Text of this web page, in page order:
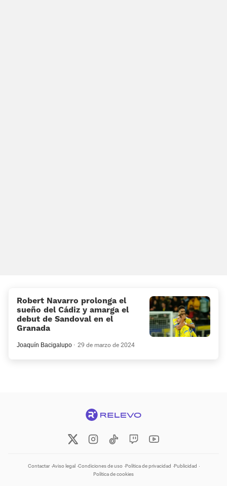
Robert Navarro prolonga el
sueño del Cádiz y amarga el
debut de Sandoval en el
Granada
Joaquín Bacigalupo 29 de marzo de 2024
Contactar Aviso legal Condiciones de uso Política de privacidad Publicidad
Política de cookies